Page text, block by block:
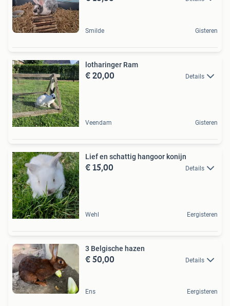
Smilde Gisteren
lotharinger Ram
€ 20,00 Details
Veendam Gisteren
Lief en schattig hangoor konijn
€ 15,00 Details
Wehl Eergisteren
3 Belgische hazen
€ 50,00 Details
Ens Eergisteren